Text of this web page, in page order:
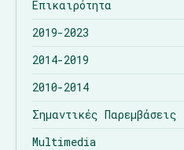
Επικαιρότητα
2019-2023
2014-2019
2010-2014
Σημαντικές Παρεμβάσεις
Multimedia